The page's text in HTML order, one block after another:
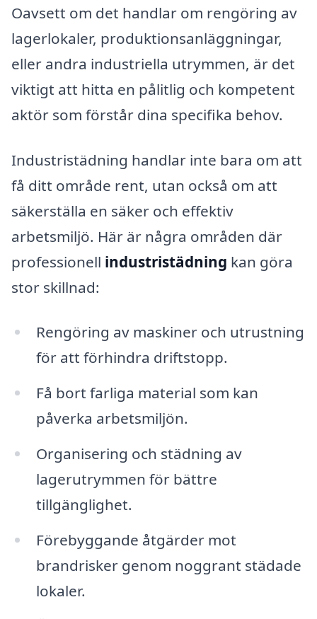
Oavsett om det handlar om rengöring av
lagerlokaler, produktionsanläggningar,
eller andra industriella utrymmen, är det
viktigt att hitta en pålitlig och kompetent
aktör som förstår dina specifika behov.
Industristädning handlar inte bara om att
få ditt område rent, utan också om att
säkerställa en säker och effektiv
arbetsmiljö. Här är några områden där
professionell industristädning kan göra
stor skillnad:
Rengöring av maskiner och utrustning
för att förhindra driftstopp.
Få bort farliga material som kan
påverka arbetsmiljön.
Organisering och städning av
lagerutrymmen för bättre
tillgänglighet.
Förebyggande åtgärder mot
brandrisker genom noggrant städade
lokaler.